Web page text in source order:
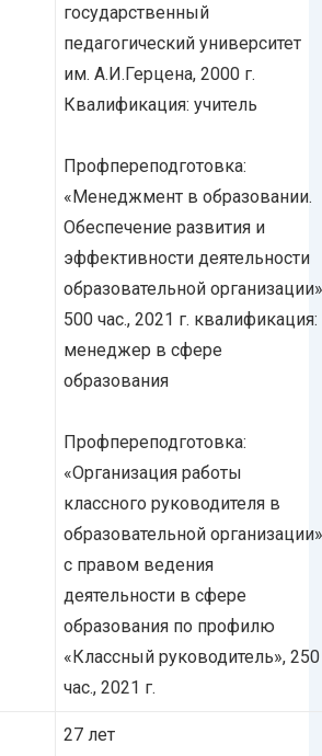
государственный
педагогический университет
им. А.И.Герцена, 2000 г.
Квалификация: учитель
Профпереподготовка:
«Менеджмент в образовании.
Обеспечение развития и
эффективности деятельности
образовательной
500 час., 2021 г. квалификация:
менеджер в сфере
образования
Профпереподготовка:
«Организация работы
классного руководителя в
образовательной организации»
с правом ведения
деятельности в сфере
образования по профилю
«Классный руководитель», 250
час., 2021 г.
27 лет